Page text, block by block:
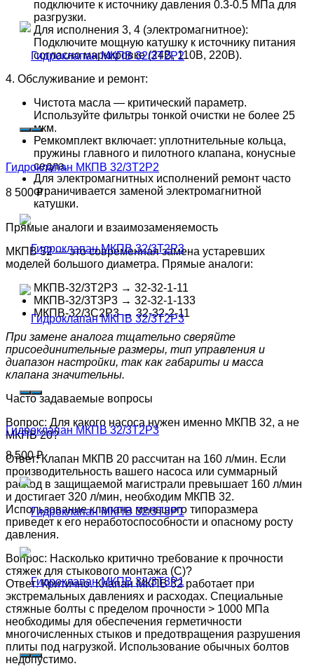
подключите к источнику давления 0.3-0.5 МПа для
разгрузки.
Для исполнения 3, 4 (электромагнитное):
Подключите мощную катушку к источнику питания
согласно маркировке (24В, 110В, 220В).
4. Обслуживание и ремонт:
Чистота масла — критический параметр.
Используйте фильтры тонкой очистки не более 25
мкм.
Ремкомплект включает: уплотнительные кольца,
пружины главного и пилотного клапана, конусные
седла.
Для электромагнитных исполнений ремонт часто
ограничивается заменой электромагнитной
катушки.
Прямые аналоги и взаимозаменяемость
МКПВ 32 — это современная замена устаревших
моделей большого диаметра. Прямые аналоги:
МКПВ-32/3Т2Р3 → 32-32-1-11
МКПВ-32/3Т3Р3 → 32-32-1-133
МКПВ-32/3С2Р3 → 32-32-2-11
При замене аналога тщательно сверяйте
присоединительные размеры, тип управления и
диапазон настройки, так как габариты и масса
клапана значительны.
Часто задаваемые вопросы
Вопрос: Для какого насоса нужен именно МКПВ 32, а не
МКПВ 20?
Ответ: Клапан МКПВ 20 рассчитан на 160 л/мин. Если
производительность вашего насоса или суммарный
расход в защищаемой магистрали превышает 160 л/мин
и достигает 320 л/мин, необходим МКПВ 32.
Использование клапана меньшего типоразмера
приведет к его неработоспособности и опасному росту
давления.
Вопрос: Насколько критично требование к прочности
стяжек для стыкового монтажа (С)?
Ответ: Критично. Клапан МКПВ 32 работает при
экстремальных давлениях и расходах. Специальные
стяжные болты с пределом прочности > 1000 МПа
необходимы для обеспечения герметичности
многочисленных стыков и предотвращения разрушения
плиты под нагрузкой. Использование обычных болтов
недопустимо.
Гидроклапан МКПВ 32/3Т2Р2
8 500₽
Гидроклапан МКПВ 32/3Т2Р3
8 500₽